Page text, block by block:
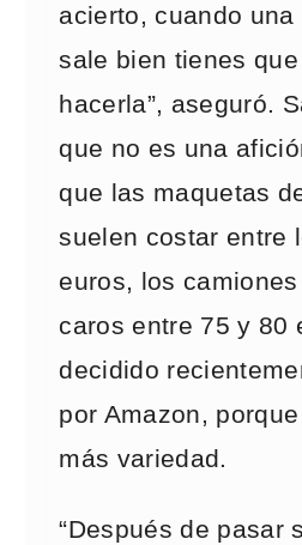
acierto, cuando una
sale bien tienes
hacerla”, aseguró.
que no es una
que las maquetas
suelen costar entre
euros, los
caros entre 75 y 80
decidido
por Amazon,
más variedad.
“Después de pasar